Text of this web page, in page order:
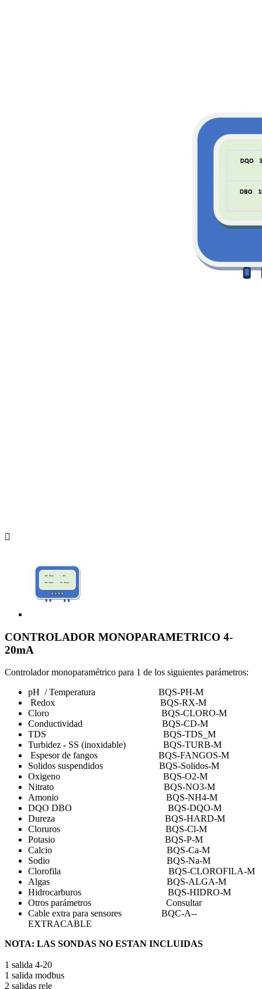

CONTROLADOR MONOPARAMETRICO 4-
20mA
Controlador monoparamétrico para 1 de los siguientes parámetros:
pH / Temperatura BQS-PH-M
Redox BQS-RX-M
Cloro BQS-CLORO-M
Conductividad BQS-CD-M
TDS BQS-TDS_M
Turbidez - SS (inoxidable) BQS-TURB-M
Espesor de fangos BQS-FANGOS-M
Solidos suspendidos BQS-Solidos-M
Oxigeno BQS-O2-M
Nitrato BQS-NO3-M
Amonio BQS-NH4-M
DQO DBO BQS-DQO-M
Dureza BQS-HARD-M
Cloruros BQS-Cl-M
Potasio BQS-P-M
Calcio BQS-Ca-M
Sodio BQS-Na-M
Clorofila BQS-CLOROFILA-M
Algas BQS-ALGA-M
Hidrocarburos BQS-HIDRO-M
Otros parámetros Consultar
Cable extra para sensores BQC-A--
EXTRACABLE
NOTA: LAS SONDAS NO ESTAN INCLUIDAS
1 salida 4-20
1 salida modbus
2 salidas rele